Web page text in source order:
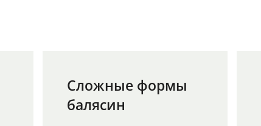
Сложные формы
балясин